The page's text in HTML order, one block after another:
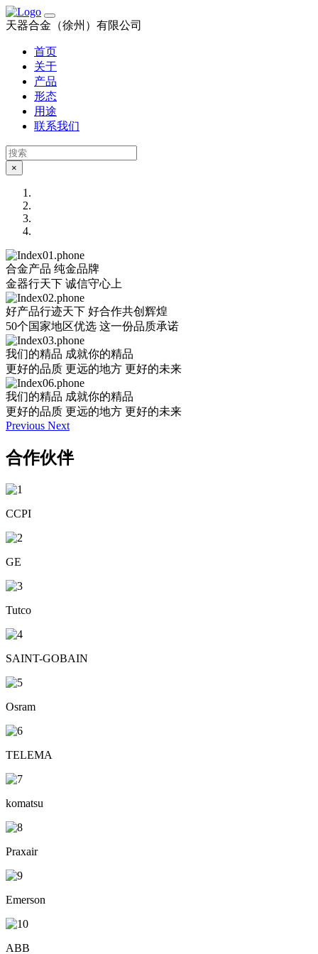
天器合金（徐州）有限公司
首页
关于
产品
形态
用途
联系我们
×
合金产品 纯金品牌
金器行天下 诚信守心上
好产品行迹天下 好合作共创辉煌
50个国家地区优选 这一份品质承诺
我们的精品 成就你的精品
更好的品质 更远的地方 更好的未来
我们的精品 成就你的精品
更好的品质 更远的地方 更好的未来
Previous Next
合作伙伴
CCPI
GE
Tutco
SAINT-GOBAIN
Osram
TELEMA
komatsu
Praxair
Emerson
ABB